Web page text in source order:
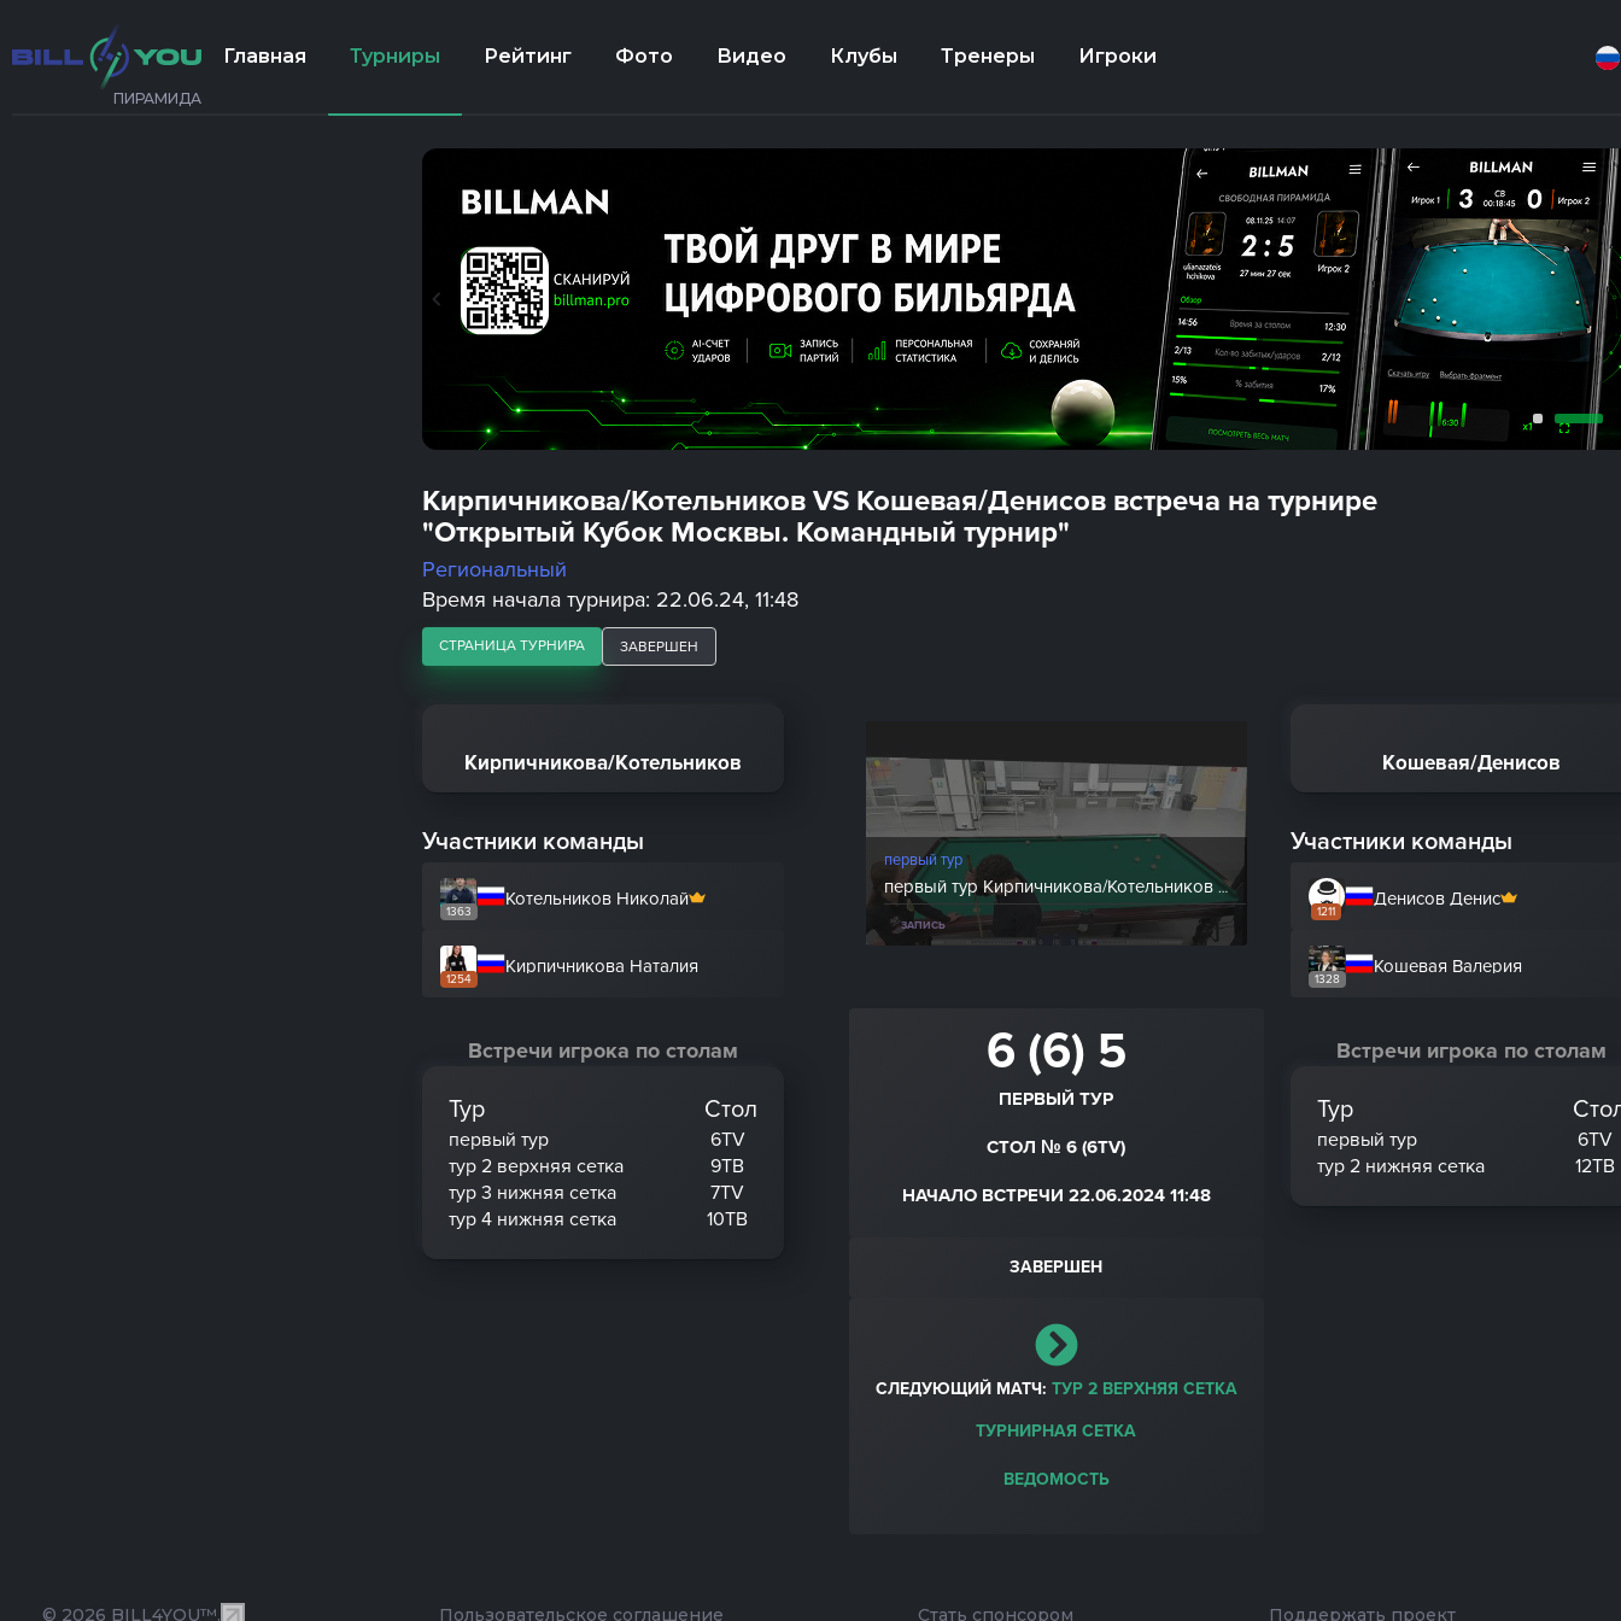
ПИРАМИДА
Главная Турниры Рейтинг Фото Видео Клубы Тренеры Игроки
Кирпичникова/Котельников VS Кошевая/Денисов встреча на турнире
"Открытый Кубок Москвы. Командный турнир"
Региональный
Время начала турнира: 22.06.24, 11:48
СТРАНИЦА ТУРНИРА ЗАВЕРШЕН
Кирпичникова/Котельников
Участники команды
1363
Котельников Николай
1254
Кирпичникова Наталия
Встречи игрока по столам
Тур Стол
первый тур
6TV
тур 2 верхняя сетка
9ТВ
тур 3 нижняя сетка
7TV
тур 4 нижняя сетка
10ТВ
первый тур
первый тур Кирпичникова/Котельников VS Кошевая/Д..
ЗАПИСЬ
6 (6) 5
ПЕРВЫЙ ТУР
СТОЛ № 6 (6TV)
НАЧАЛО ВСТРЕЧИ 22.06.2024 11:48
ЗАВЕРШЕН
СЛЕДУЮЩИЙ МАТЧ: ТУР 2 ВЕРХНЯЯ СЕТКА
ТУРНИРНАЯ СЕТКА
ВЕДОМОСТЬ
Кошевая/Денисов
Участники команды
1211
Денисов Денис
1328
Кошевая Валерия
Встречи игрока по столам
Тур
первый тур
6TV
тур 2 нижняя сетка
12ТВ
© 2026 BILL4YOU™. Пользовательское соглашение Стать спонсором Поддержать проект